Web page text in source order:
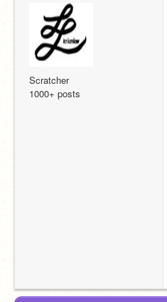
Scratcher
1000+ posts